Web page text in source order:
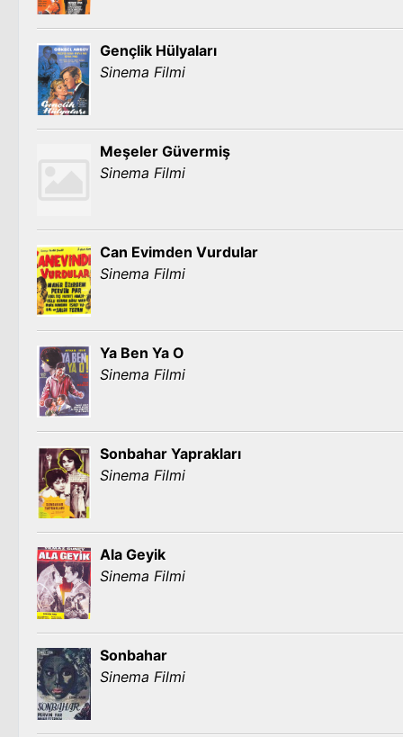
Gençlik Hülyaları
Sinema Filmi
Meşeler Güvermiş
Sinema Filmi
Can Evimden Vurdular
Sinema Filmi
Ya Ben Ya O
Sinema Filmi
Sonbahar Yaprakları
Sinema Filmi
Ala Geyik
Sinema Filmi
Sonbahar
Sinema Filmi